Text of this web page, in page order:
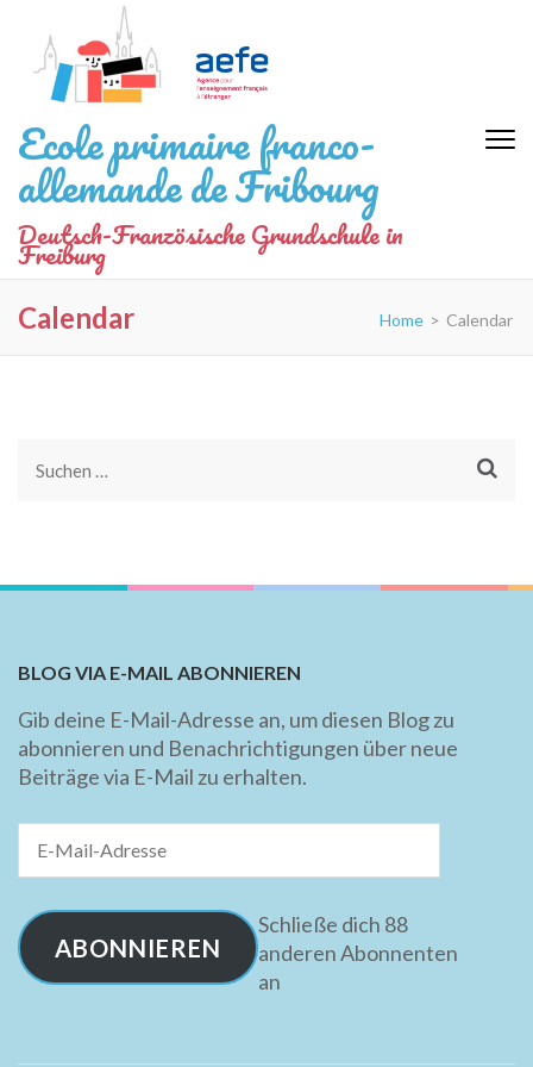
Inhalt
springen
(Eingabetaste
drücken)
Ecole primaire franco-
allemande de Fribourg
Deutsch-Französische Grundschule in
Freiburg
Calendar Home > Calendar
Suchen
BLOG VIA E-MAIL ABONNIEREN
Gib deine E-Mail-Adresse an, um diesen Blog zu
abonnieren und Benachrichtigungen über neue
Beiträge via E-Mail zu erhalten.
Mail-
ABONNIEREN
Schließe dich 88
anderen Abonnenten
an